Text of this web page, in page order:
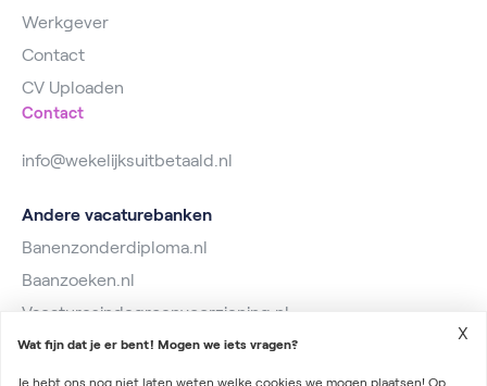
Werkgever
Contact
CV Uploaden
Contact
info@wekelijksuitbetaald.nl
Andere vacaturebanken
Banenzonderdiploma.nl
Baanzoeken.nl
Vacaturesindegroenvoorziening.nl
Wat fijn dat je er bent! Mogen we iets vragen?
Je hebt ons nog niet laten weten welke cookies we mogen plaatsen! Op
X